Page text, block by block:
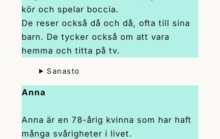
kör och spelar boccia.
De reser också då och då, ofta till sina
barn. De tycker också om att vara
hemma och titta på tv.
Sanasto
Anna
Anna är en 78-årig kvinna som har haft
många svårigheter i livet.